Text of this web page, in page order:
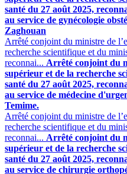
santé du 27 août 2025,
au service de gynécologie
Zaghouan
Arrêté conjoint du ministre de
recherche scientifique et du
reconnai... Arrêté conjoint du
supérieur et de la recherche
santé du 27 août 2025,
au service de médecine
Temime.
Arrêté conjoint du ministre de
recherche scientifique et du
reconnai... Arrêté conjoint du
supérieur et de la recherche
santé du 27 août 2025,
au service de chirurgie